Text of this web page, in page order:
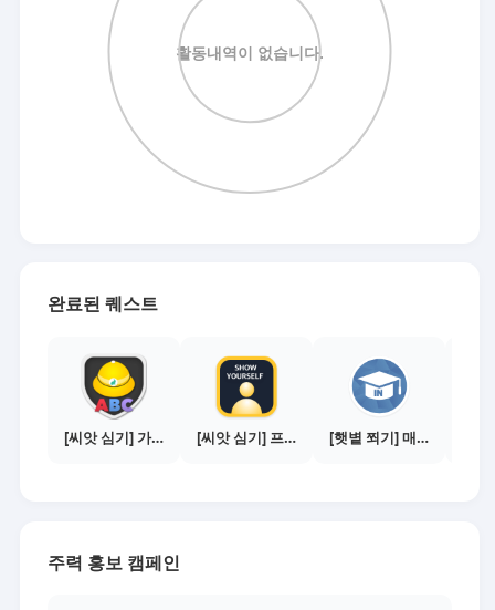
완료된 퀘스트
[씨앗 심기] 가이드보기 - 매체별 활동 가이드 [씨앗 심기] 프로필 사진 등록하기 [햇볕 쬐기] 매체별 전환하기 - 지식인 50건
주력 홍보 캠페인